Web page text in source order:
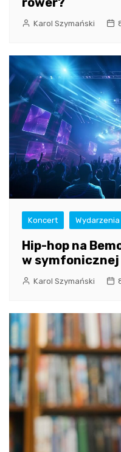
Karol Szymański
Koncert Wydarzenia
Hip-hop na
w symfonicznej
Karol Szymański